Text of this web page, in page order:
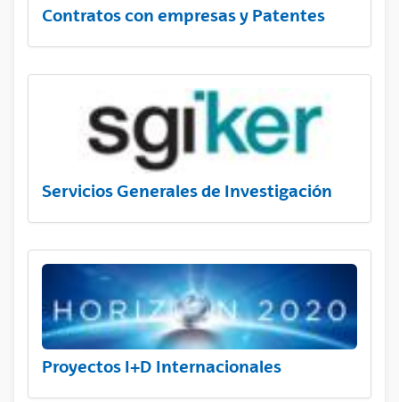
Contratos con empresas y Patentes
Servicios Generales de Investigación
Proyectos I+D Internacionales